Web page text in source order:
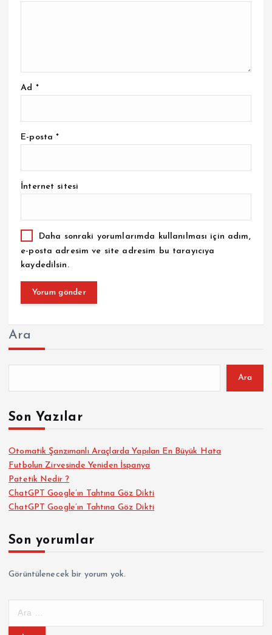
Ad *
E-posta*
İnternet sitesi
Daha sonraki yorumlarımda kullanılması için adım,
e-posta adresim ve site adresim bu tarayıcıya
kaydedilsin.
Ara
Ara
Son Yazılar
Otomatik Şanzımanlı Araçlarda Yapılan En Büyük Hata
Futbolun Zirvesinde Yeniden İspanya
Patetik Nedir ?
ChatGPT Google’ın Tahtına Göz Dikti
ChatGPT Google’ın Tahtına Göz Dikti
Son yorumlar
Görüntülenecek bir yorum yok.